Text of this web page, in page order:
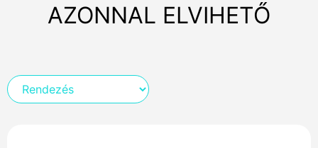
AZONNAL ELVIHETŐ